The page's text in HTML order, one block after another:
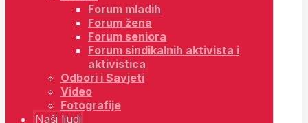
Forum mladih
Forum žena
Forum seniora
Forum sindikalnih aktivista i
aktivistica
Odbori i Savjeti
Video
Fotografije
Naši ljudi